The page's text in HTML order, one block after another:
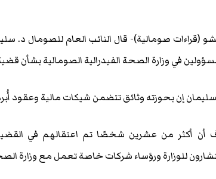
(قراءات صومالية)- قال النائب العام للصومال د.
في وزارة الصحة الفيدرالية الصومالية بشأن
إن بحوزته وثائق تتضمن شيكات مالية وعقود
أن أكثر من عشرين شخصًا تم اعتقالهم في
للوزارة ورؤساء شركات خاصة تعمل مع وزارة